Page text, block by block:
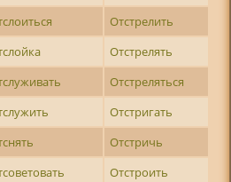
Отстрелить
Отстрелять
Отстреляться
Отстригать
Отстричь
Отстроить